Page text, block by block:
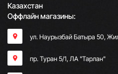
Казахстан
Оффлайн магазины:
ул. Наурызбай Батыра 50,
пр. Туран 5/1, ЛА "Тарлан"